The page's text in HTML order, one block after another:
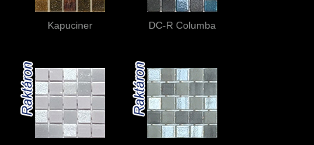
Kapuciner DC-R Columba